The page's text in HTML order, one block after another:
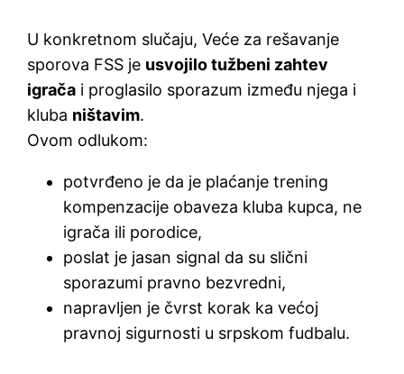
U konkretnom slučaju, Veće za rešavanje
sporova FSS je usvojilo tužbeni zahtev
igrača i proglasilo sporazum između njega i
kluba ništavim.
Ovom odlukom:
potvrđeno je da je plaćanje trening
kompenzacije obaveza kluba kupca, ne
igrača ili porodice,
poslat je jasan signal da su slični
sporazumi pravno bezvredni,
napravljen je čvrst korak ka većoj
pravnoj sigurnosti u srpskom fudbalu.